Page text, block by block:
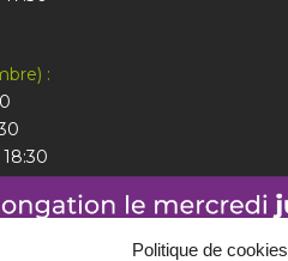
Politique de cookies
: